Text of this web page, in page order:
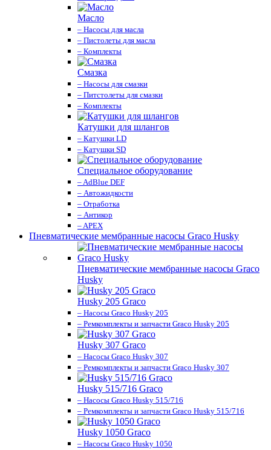
Масло
– Насосы для масла
– Пистолеты для масла
– Комплекты
Смазка
– Насосы для смазки
– Питстолеты для смазки
– Комплекты
Катушки для шлангов
– Катушки LD
– Катушки SD
Специальное оборудование
– AdBlue DEF
– Автожидкости
– Отработка
– Антикор
– APEX
Пневматические мембранные насосы Graco Husky
Пневматические мембранные насосы Graco
Husky
Husky 205 Graco
– Насосы Graco Husky 205
– Ремкомплекты и запчасти Graco Husky 205
Husky 307 Graco
– Насосы Graco Husky 307
– Ремкомплекты и запчасти Graco Husky 307
Husky 515/716 Graco
– Насосы Graco Husky 515/716
– Ремкомплекты и запчасти Graco Husky 515/716
Husky 1050 Graco
– Насосы Graco Husky 1050